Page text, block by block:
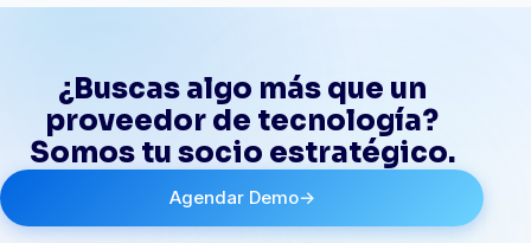
¿Buscas algo más que un
proveedor de tecnología?
Somos tu socio estratégico.
Agendar Demo→